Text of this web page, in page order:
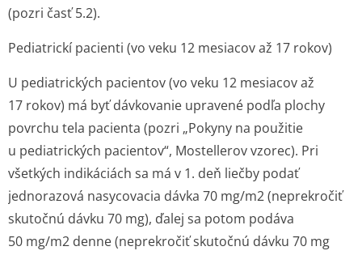
(pozri časť 5.2).
Pediatrickí pacienti (vo veku 12 mesiacov až 17 rokov)
U pediatrických pacientov (vo veku 12 mesiacov až
17 rokov) má byť dávkovanie upravené podľa plochy
povrchu tela pacienta (pozri „Pokyny na použitie
u pediatrických pacientov“, Mostellerov vzorec). Pri
všetkých indikáciách sa má v 1. deň liečby podať
jednorazová nasycovacia dávka 70 mg/m2 (neprekročiť
skutočnú dávku 70 mg), ďalej sa potom podáva
50 mg/m2 denne (neprekročiť skutočnú dávku 70 mg